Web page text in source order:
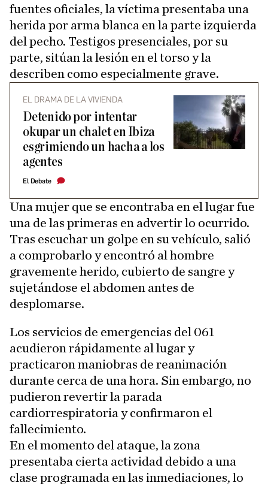
fuentes oficiales, la víctima presentaba una
herida por arma blanca en la parte izquierda
del pecho. Testigos presenciales, por su
parte, sitúan la lesión en el torso y la
describen como especialmente grave.
EL DRAMA DE LA VIVIENDA
Detenido por intentar
okupar un chalet en Ibiza
esgrimiendo un hacha a los
agentes
El Debate
Una mujer que se encontraba en el lugar fue
una de las primeras en advertir lo ocurrido.
Tras escuchar un golpe en su vehículo, salió
a comprobarlo y encontró al hombre
gravemente herido, cubierto de sangre y
sujetándose el abdomen antes de
desplomarse.
Los servicios de emergencias del 061
acudieron rápidamente al lugar y
practicaron maniobras de reanimación
durante cerca de una hora. Sin embargo, no
pudieron revertir la parada
cardiorrespiratoria y confirmaron el
fallecimiento.
En el momento del ataque, la zona
presentaba cierta actividad debido a una
clase programada en las inmediaciones, lo